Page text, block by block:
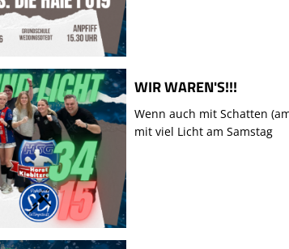
WIR WAREN'S!!!
Wenn auch mit Schatten
mit viel Licht am Samstag